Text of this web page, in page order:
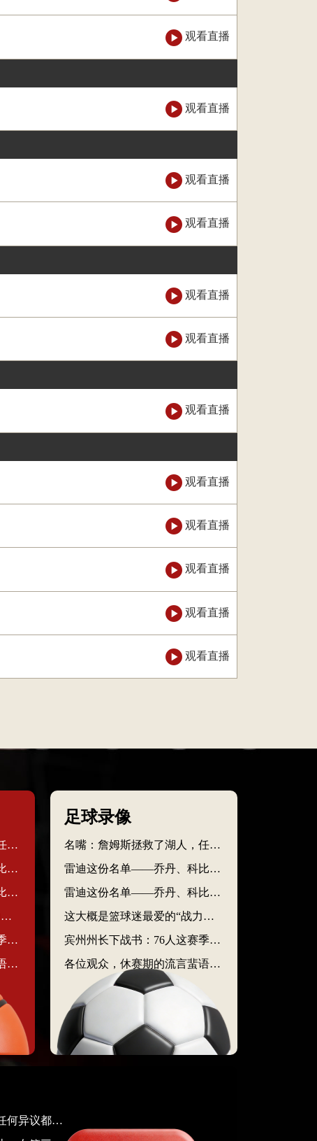
观看直播
观看直播
观看直播
观看直播
观看直播
观看直播
观看直播
观看直播
观看直播
观看直播
观看直播
观看直播
名嘴：詹姆斯拯救了湖人，任何异议都是不懂球
雷迪这份名单——乔丹、科比、女篮三大将、伍兹、大谷翔平。别觉得这是随便凑的
雷迪这份名单——乔丹、科比、女篮三大将、伍兹、大谷翔平。别觉得这是随便凑的
这大概是篮球迷最爱的“战力比较”话题之一了。两组都是历史级别的，一组是当代篮球的“空间天花板”，一组是古典篮球的“天赋天花板”。真打一场半场3v3，胜负会因规则、场地和体力分配而大幅摇摆。
宾州州长下战书：76人这赛季一定会给尼克斯制造麻烦
各位观众，休赛期的流言蜚语到了这个份上，已经不是“谁去哪儿”的问题了，是“谁值多少钱”的问题了。
足球录像
名嘴：詹姆斯拯救了湖人，任何异议都是不懂球
雷迪这份名单——乔丹、科比、女篮三大将、伍兹、大谷翔平。别觉得这是随便凑的
雷迪这份名单——乔丹、科比、女篮三大将、伍兹、大谷翔平。别觉得这是随便凑的
这大概是篮球迷最爱的“战力比较”话题之一了。两组都是历史级别的，一组是当代篮球的“空间天花板”，一组是古典篮球的“天赋天花板”。真打一场半场3v3，胜负会因规则、场地和体力分配而大幅摇摆。
宾州州长下战书：76人这赛季一定会给尼克斯制造麻烦
各位观众，休赛期的流言蜚语到了这个份上，已经不是“谁去哪儿”的问题了，是“谁值多少钱”的问题了。
名嘴：詹姆斯拯救了湖人，任何异议都是不懂球